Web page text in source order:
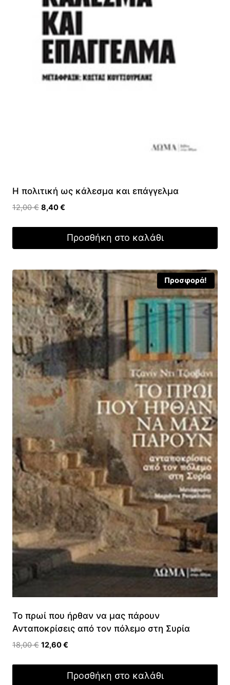
Η πολιτική ως κάλεσμα και επάγγελμα
12,00€ Original
12,00 €.
8,40€
είναι:
Προσθήκη στο καλάθι
Προσφορά!
Το πρωί που ήρθαν να μας πάρουν
Ανταποκρίσεις από τον πόλεμο στη Συρία
18,00€ Original
18,00 €.
12,60€
είναι:
Προσθήκη στο καλάθι